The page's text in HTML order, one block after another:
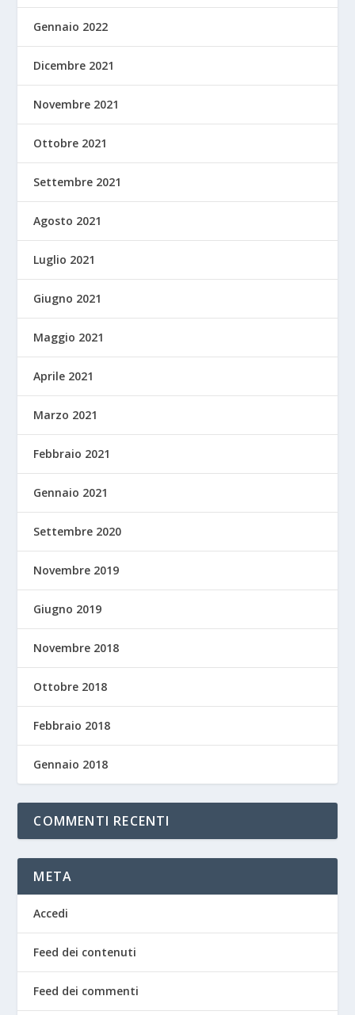
Gennaio 2022
Dicembre 2021
Novembre 2021
Ottobre 2021
Settembre 2021
Agosto 2021
Luglio 2021
Giugno 2021
Maggio 2021
Aprile 2021
Marzo 2021
Febbraio 2021
Gennaio 2021
Settembre 2020
Novembre 2019
Giugno 2019
Novembre 2018
Ottobre 2018
Febbraio 2018
Gennaio 2018
COMMENTI RECENTI
META
Accedi
Feed dei contenuti
Feed dei commenti